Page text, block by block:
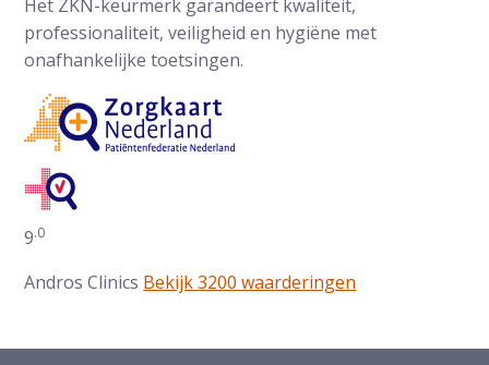
Het ZKN-keurmerk garandeert kwaliteit,
professionaliteit, veiligheid en hygiëne met
onafhankelijke toetsingen.
Gemiddelde waarderingen op ZorgkaartNederland:
9.0
Andros Clinics Bekijk 3200 waarderingen